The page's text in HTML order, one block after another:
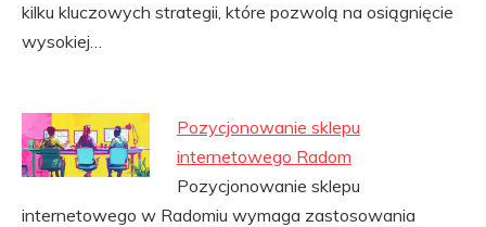
kilku kluczowych strategii, które pozwolą na osiągnięcie
wysokiej…
Pozycjonowanie sklepu
internetowego Radom
Pozycjonowanie sklepu
internetowego w Radomiu wymaga zastosowania